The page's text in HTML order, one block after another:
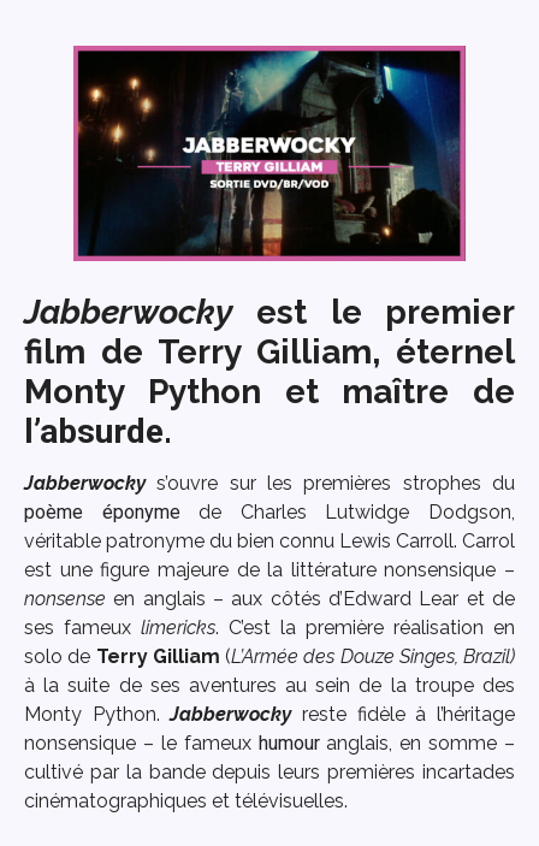
Jabberwocky est le premier
film de Terry Gilliam, éternel
Monty Python et maître de
l’absurde.
Jabberwockys’ouvre sur les premières strophes du
poème éponymede Charles Lutwidge Dodgson,
véritable patronyme du bien connu Lewis Carroll. Carrol
est une figure majeure de la littérature nonsensique –
nonsenseen anglais – aux côtés d’Edward Lear et de
ses fameux limericks. C’est la première réalisation en
solo de Terry Gilliam (L’Armée des Douze Singes, Brazil)
à la suite de ses aventures au sein de la troupe des
Monty Python.Jabberwockyreste fidèle à l’héritage
nonsensique – le fameux humouranglais, en somme –
cultivé par la bande depuis leurs premières incartades
cinématographiques et télévisuelles.